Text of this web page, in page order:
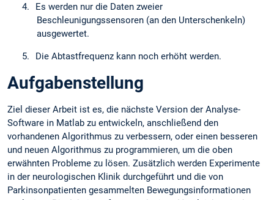
4.
Es werden nur die Daten zweier
Beschleunigungssensoren (an den Unterschenkeln)
ausgewertet.
5. Die Abtastfrequenz kann noch erhöht werden.
Aufgabenstellung
Ziel dieser Arbeit ist es, die nächste Version der Analyse-
Software in Matlab zu entwickeln, anschließend den
vorhandenen Algorithmus zu verbessern, oder einen besseren
und neuen Algorithmus zu programmieren, um die oben
erwähnten Probleme zu lösen. Zusätzlich werden Experimente
in der neurologischen Klinik durchgeführt und die von
Parkinsonpatienten gesammelten Bewegungsinformationen